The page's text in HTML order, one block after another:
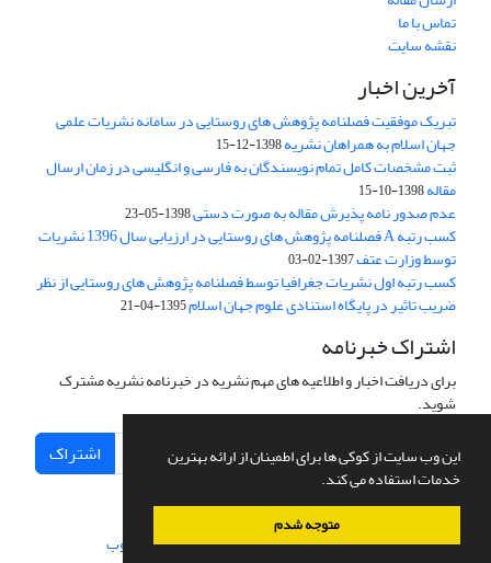
این وب سایت از کوکی ها برای اطمینان از ارائه بهترین
خدمات استفاده می کند.
متوجه شدم
تماس با ما
نقشه سایت
آخرین اخبار
تبریک موفقیت فصلنامه پژوهش های روستایی در سامانه نشریات علمی
جهان اسلام به همراهان نشریه1398-12-15
ثبت مشخصات کامل تمام نویسندگان به فارسی و انگلیسی در زمان ارسال
مقاله1398-10-15
عدم صدور نامه پذیرش مقاله به صورت دستی1398-05-23
کسب رتبه A فصلنامه پژوهش های روستایی در ارزیابی سال 1396 نشریات
توسط وزارت عتف1397-02-03
کسب رتبه اول نشریات جغرافیا توسط فصلنامه پژوهش های روستایی از نظر
ضریب تاثیر در پایگاه استنادی علوم جهان اسلام1395-04-21
اشتراک خبرنامه
برای دریافت اخبار و اطلاعیه های مهم نشریه در خبرنامه نشریه مشترک
شوید.
اشتراک
سامانه مدیریت نشریات علمی.طراحی و پیاده سازی از سیناوب